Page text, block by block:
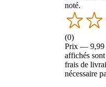
noté.
(0)
Prix — 9,99
affichés
frais de
nécessaire